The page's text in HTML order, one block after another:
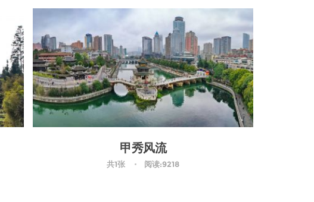
甲秀风流
共1张 阅读:9218